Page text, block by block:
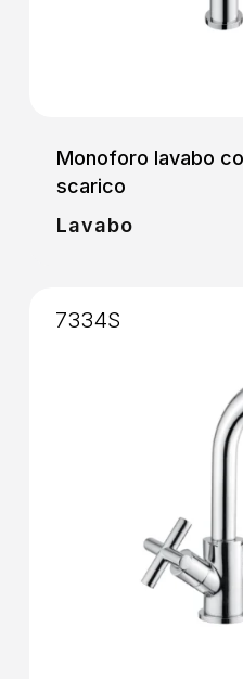
Monoforo lavabo
scarico
Lavabo
7334S